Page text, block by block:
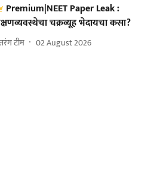
Premium|NEET Paper Leak :
चक्रव्यूह भेदायचा कसा?
टीम 02 August 2026